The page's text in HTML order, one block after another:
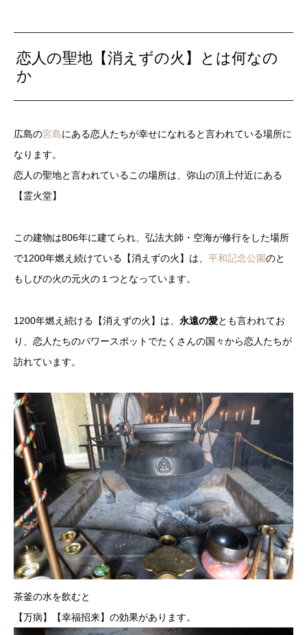
恋人の聖地【消えずの火】とは何なの
か
広島の宮島にある恋人たちが幸せになれると言われている場所に
なります。
恋人の聖地と言われているこの場所は、弥山の頂上付近にある
【霊火堂】
この建物は806年に建てられ、弘法大師・空海が修行をした場所
で1200年燃え続けている【消えずの火】は、 平和記念公園のと
もしびの火の元火の１つとなっています。
1200年燃え続ける【消えずの火】は、 永遠の愛とも言われてお
り、恋人たちのパワースポットでたくさんの国々から恋人たちが
訪れています。
茶釜の水を飲むと
【万病】【幸福招来】の効果があります。